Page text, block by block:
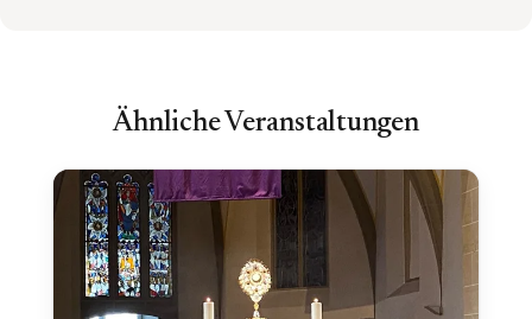
Ähnliche Veranstaltungen